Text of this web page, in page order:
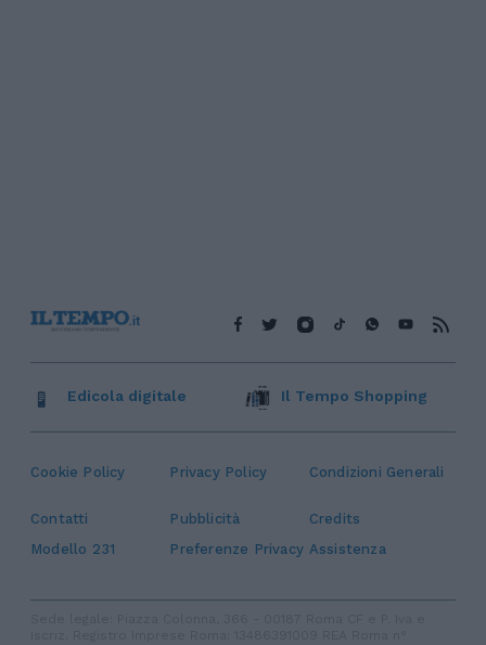
Cookie Policy Privacy Policy Condizioni Generali
Contatti Pubblicità
Credits
Modello 231
Preferenze Privacy Assistenza
Edicola digitale Il Tempo Shopping